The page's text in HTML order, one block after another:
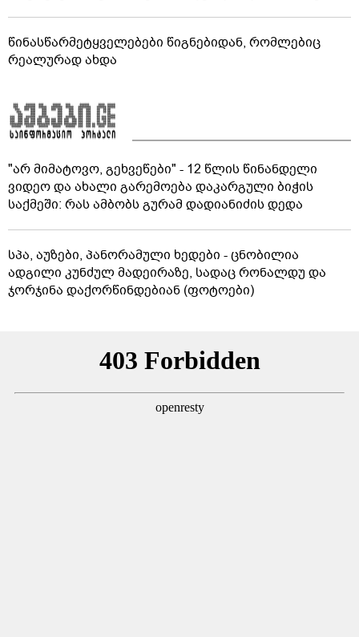
წინასწარმეტყველებები წიგნებიდან, რომლებიც
რეალურად ახდა
"არ მიმატოვო, გეხვეწები" - 12 წლის წინანდელი
ვიდეო და ახალი გარემოება დაკარგული ბიჭის
საქმეში: რას ამბობს გურამ დადიანიძის დედა
სპა, აუზები, პანორამული ხედები - ცნობილია
ადგილი კუნძულ მადეირაზე, სადაც რონალდუ და
ჯორჯინა დაქორწინდებიან (ფოტოები)